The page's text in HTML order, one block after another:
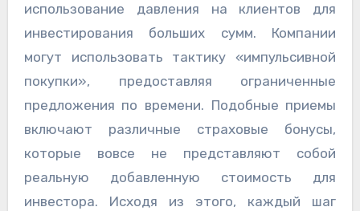
использование давления на клиентов для
инвестирования больших сумм. Компании
могут использовать тактику «импульсивной
покупки», предоставляя ограниченные
предложения по времени. Подобные приемы
включают различные страховые бонусы,
которые вовсе не представляют собой
реальную добавленную стоимость для
инвестора. Исходя из этого, каждый шаг